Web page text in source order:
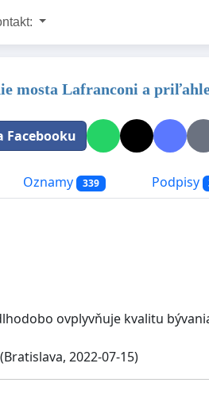
mosta Lafranconi a
Facebooku
Oznamy 339 Podpisy
ovplyvňuje kvalitu
(Bratislava, 2022-07-15)